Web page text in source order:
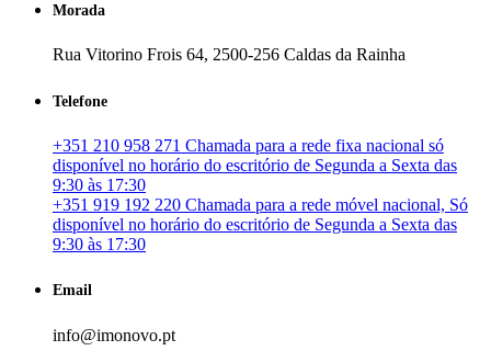
Morada
Rua Vitorino Frois 64, 2500-256 Caldas da Rainha
Telefone
+351 210 958 271 Chamada para a rede fixa nacional só
disponível no horário do escritório de Segunda a Sexta das
9:30 às 17:30
+351 919 192 220 Chamada para a rede móvel nacional, Só
disponível no horário do escritório de Segunda a Sexta das
9:30 às 17:30
Email
info@imonovo.pt